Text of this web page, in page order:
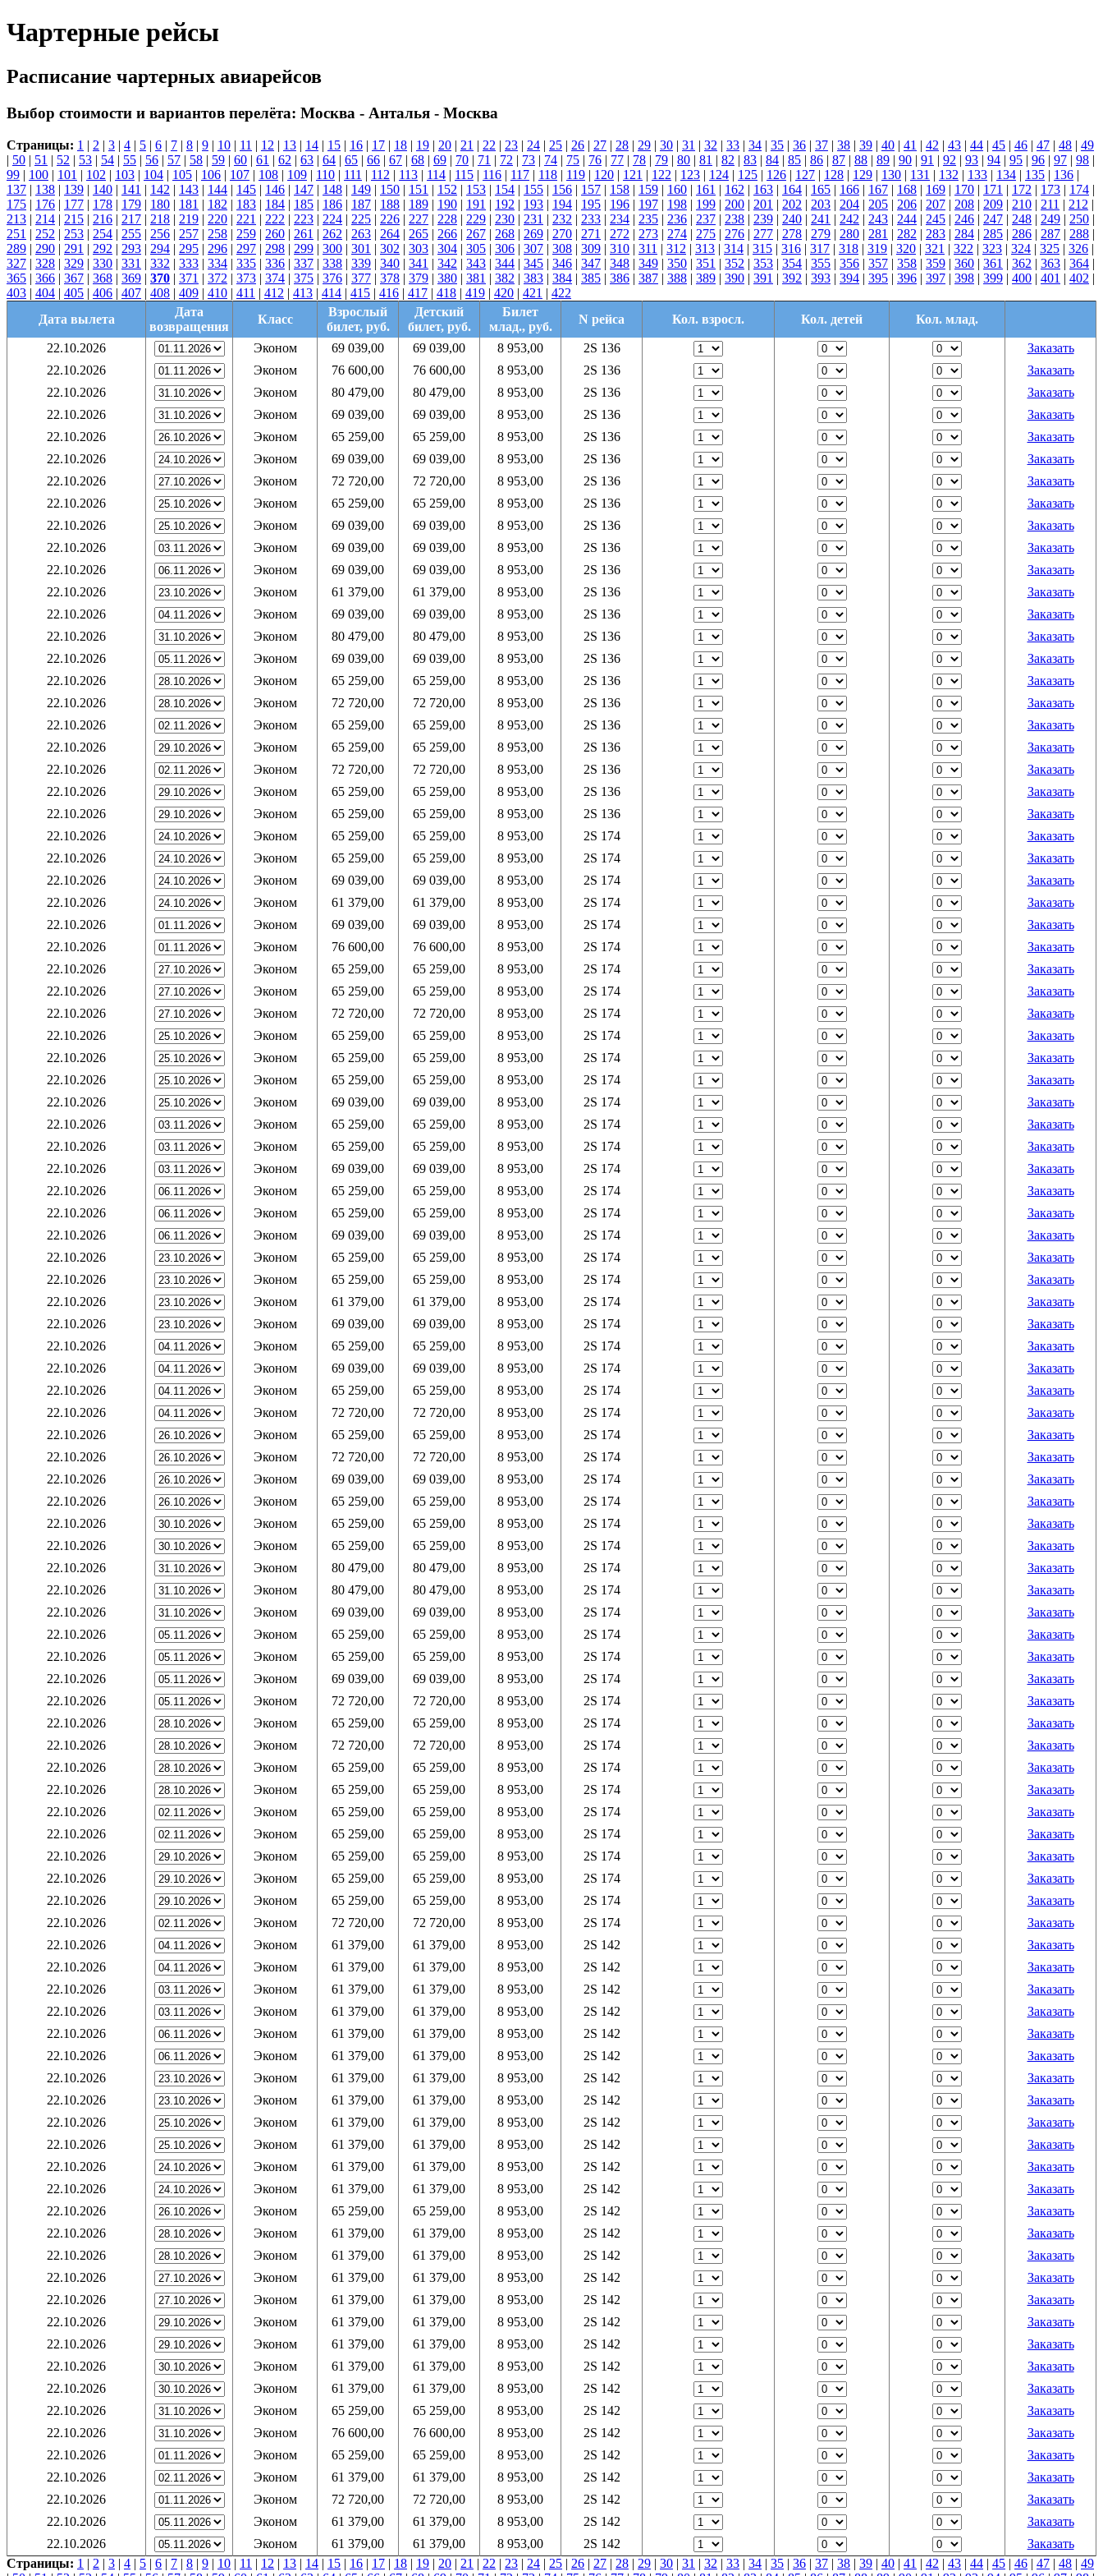
Чартерные рейсы
Расписание чартерных авиарейсов
Выбор стоимости и вариантов перелёта: Москва - Анталья - Москва
Страницы: 1 | 2 | 3 | 4 | 5 | 6 | 7 | 8 | 9 | 10 | 11 | 12 | 13 | 14 | 15 | 16 | 17 | 18 | 19 | 20 | 21 | 22 | 23 | 24 | 25 | 26 | 27 | 28 | 29 | 30 | 31 | 32 | 33 | 34 | 35 | 36 | 37 | 38 | 39 | 40 | 41 | 42 | 43 | 44 | 45 | 46 | 47 | 48 | 49
| 50 | 51 | 52 | 53 | 54 | 55 | 56 | 57 | 58 | 59 | 60 | 61 | 62 | 63 | 64 | 65 | 66 | 67 | 68 | 69 | 70 | 71 | 72 | 73 | 74 | 75 | 76 | 77 | 78 | 79 | 80 | 81 | 82 | 83 | 84 | 85 | 86 | 87 | 88 | 89 | 90 | 91 | 92 | 93 | 94 | 95 | 96 | 97 | 98 |
99 | 100 | 101 | 102 | 103 | 104 | 105 | 106 | 107 | 108 | 109 | 110 | 111 | 112 | 113 | 114 | 115 | 116 | 117 | 118 | 119 | 120 | 121 | 122 | 123 | 124 | 125 | 126 | 127 | 128 | 129 | 130 | 131 | 132 | 133 | 134 | 135 | 136 |
137 | 138 | 139 | 140 | 141 | 142 | 143 | 144 | 145 | 146 | 147 | 148 | 149 | 150 | 151 | 152 | 153 | 154 | 155 | 156 | 157 | 158 | 159 | 160 | 161 | 162 | 163 | 164 | 165 | 166 | 167 | 168 | 169 | 170 | 171 | 172 | 173 | 174 |
175 | 176 | 177 | 178 | 179 | 180 | 181 | 182 | 183 | 184 | 185 | 186 | 187 | 188 | 189 | 190 | 191 | 192 | 193 | 194 | 195 | 196 | 197 | 198 | 199 | 200 | 201 | 202 | 203 | 204 | 205 | 206 | 207 | 208 | 209 | 210 | 211 | 212 |
213 | 214 | 215 | 216 | 217 | 218 | 219 | 220 | 221 | 222 | 223 | 224 | 225 | 226 | 227 | 228 | 229 | 230 | 231 | 232 | 233 | 234 | 235 | 236 | 237 | 238 | 239 | 240 | 241 | 242 | 243 | 244 | 245 | 246 | 247 | 248 | 249 | 250 |
251 | 252 | 253 | 254 | 255 | 256 | 257 | 258 | 259 | 260 | 261 | 262 | 263 | 264 | 265 | 266 | 267 | 268 | 269 | 270 | 271 | 272 | 273 | 274 | 275 | 276 | 277 | 278 | 279 | 280 | 281 | 282 | 283 | 284 | 285 | 286 | 287 | 288 |
289 | 290 | 291 | 292 | 293 | 294 | 295 | 296 | 297 | 298 | 299 | 300 | 301 | 302 | 303 | 304 | 305 | 306 | 307 | 308 | 309 | 310 | 311 | 312 | 313 | 314 | 315 | 316 | 317 | 318 | 319 | 320 | 321 | 322 | 323 | 324 | 325 | 326 |
327 | 328 | 329 | 330 | 331 | 332 | 333 | 334 | 335 | 336 | 337 | 338 | 339 | 340 | 341 | 342 | 343 | 344 | 345 | 346 | 347 | 348 | 349 | 350 | 351 | 352 | 353 | 354 | 355 | 356 | 357 | 358 | 359 | 360 | 361 | 362 | 363 | 364 |
365 | 366 | 367 | 368 | 369 | 370 | 371 | 372 | 373 | 374 | 375 | 376 | 377 | 378 | 379 | 380 | 381 | 382 | 383 | 384 | 385 | 386 | 387 | 388 | 389 | 390 | 391 | 392 | 393 | 394 | 395 | 396 | 397 | 398 | 399 | 400 | 401 | 402 |
403 | 404 | 405 | 406 | 407 | 408 | 409 | 410 | 411 | 412 | 413 | 414 | 415 | 416 | 417 | 418 | 419 | 420 | 421 | 422
Дата вылета
Дата
возвращения
Класс
Взрослый
билет, руб.
Детский
билет, руб.
Билет
млад., руб.
N рейса Кол. взросл. Кол. детей Кол. млад.
22.10.2026 Эконом 69 039,00 69 039,00 8 953,00 2S 136
Заказать
22.10.2026
Эконом 76 600,00 76 600,00 8 953,00 2S 136
Заказать
22.10.2026
Эконом 80 479,00 80 479,00 8 953,00 2S 136
Заказать
22.10.2026
Эконом 69 039,00 69 039,00 8 953,00 2S 136
Заказать
22.10.2026
Эконом 65 259,00 65 259,00 8 953,00 2S 136
Заказать
22.10.2026
Эконом 69 039,00 69 039,00 8 953,00 2S 136
Заказать
22.10.2026
Эконом 72 720,00 72 720,00 8 953,00 2S 136
Заказать
22.10.2026
Эконом 65 259,00 65 259,00 8 953,00 2S 136
Заказать
22.10.2026
Эконом 69 039,00 69 039,00 8 953,00 2S 136
Заказать
22.10.2026
Эконом 69 039,00 69 039,00 8 953,00 2S 136
Заказать
22.10.2026
Эконом 69 039,00 69 039,00 8 953,00 2S 136
Заказать
22.10.2026
Эконом 61 379,00 61 379,00 8 953,00 2S 136
Заказать
22.10.2026
Эконом 69 039,00 69 039,00 8 953,00 2S 136
Заказать
22.10.2026
Эконом 80 479,00 80 479,00 8 953,00 2S 136
Заказать
22.10.2026
Эконом 69 039,00 69 039,00 8 953,00 2S 136
Заказать
22.10.2026
Эконом 65 259,00 65 259,00 8 953,00 2S 136
Заказать
22.10.2026
Эконом 72 720,00 72 720,00 8 953,00 2S 136
Заказать
22.10.2026
Эконом 65 259,00 65 259,00 8 953,00 2S 136
Заказать
22.10.2026
Эконом 65 259,00 65 259,00 8 953,00 2S 136
Заказать
22.10.2026
Эконом 72 720,00 72 720,00 8 953,00 2S 136
Заказать
22.10.2026
Эконом 65 259,00 65 259,00 8 953,00 2S 136
Заказать
22.10.2026
Эконом 65 259,00 65 259,00 8 953,00 2S 136
Заказать
22.10.2026
Эконом 65 259,00 65 259,00 8 953,00 2S 174
Заказать
22.10.2026
Эконом 65 259,00 65 259,00 8 953,00 2S 174
Заказать
22.10.2026
Эконом 69 039,00 69 039,00 8 953,00 2S 174
Заказать
22.10.2026
Эконом 61 379,00 61 379,00 8 953,00 2S 174
Заказать
22.10.2026
Эконом 69 039,00 69 039,00 8 953,00 2S 174
Заказать
22.10.2026
Эконом 76 600,00 76 600,00 8 953,00 2S 174
Заказать
22.10.2026
Эконом 65 259,00 65 259,00 8 953,00 2S 174
Заказать
22.10.2026
Эконом 65 259,00 65 259,00 8 953,00 2S 174
Заказать
22.10.2026
Эконом 72 720,00 72 720,00 8 953,00 2S 174
Заказать
22.10.2026
Эконом 65 259,00 65 259,00 8 953,00 2S 174
Заказать
22.10.2026
Эконом 65 259,00 65 259,00 8 953,00 2S 174
Заказать
22.10.2026
Эконом 65 259,00 65 259,00 8 953,00 2S 174
Заказать
22.10.2026
Эконом 69 039,00 69 039,00 8 953,00 2S 174
Заказать
22.10.2026
Эконом 65 259,00 65 259,00 8 953,00 2S 174
Заказать
22.10.2026
Эконом 65 259,00 65 259,00 8 953,00 2S 174
Заказать
22.10.2026
Эконом 69 039,00 69 039,00 8 953,00 2S 174
Заказать
22.10.2026
Эконом 65 259,00 65 259,00 8 953,00 2S 174
Заказать
22.10.2026
Эконом 65 259,00 65 259,00 8 953,00 2S 174
Заказать
22.10.2026
Эконом 69 039,00 69 039,00 8 953,00 2S 174
Заказать
22.10.2026
Эконом 65 259,00 65 259,00 8 953,00 2S 174
Заказать
22.10.2026
Эконом 65 259,00 65 259,00 8 953,00 2S 174
Заказать
22.10.2026
Эконом 61 379,00 61 379,00 8 953,00 2S 174
Заказать
22.10.2026
Эконом 69 039,00 69 039,00 8 953,00 2S 174
Заказать
22.10.2026
Эконом 65 259,00 65 259,00 8 953,00 2S 174
Заказать
22.10.2026
Эконом 69 039,00 69 039,00 8 953,00 2S 174
Заказать
22.10.2026
Эконом 65 259,00 65 259,00 8 953,00 2S 174
Заказать
22.10.2026
Эконом 72 720,00 72 720,00 8 953,00 2S 174
Заказать
22.10.2026
Эконом 65 259,00 65 259,00 8 953,00 2S 174
Заказать
22.10.2026
Эконом 72 720,00 72 720,00 8 953,00 2S 174
Заказать
22.10.2026
Эконом 69 039,00 69 039,00 8 953,00 2S 174
Заказать
22.10.2026
Эконом 65 259,00 65 259,00 8 953,00 2S 174
Заказать
22.10.2026
Эконом 65 259,00 65 259,00 8 953,00 2S 174
Заказать
22.10.2026
Эконом 65 259,00 65 259,00 8 953,00 2S 174
Заказать
22.10.2026
Эконом 80 479,00 80 479,00 8 953,00 2S 174
Заказать
22.10.2026
Эконом 80 479,00 80 479,00 8 953,00 2S 174
Заказать
22.10.2026
Эконом 69 039,00 69 039,00 8 953,00 2S 174
Заказать
22.10.2026
Эконом 65 259,00 65 259,00 8 953,00 2S 174
Заказать
22.10.2026
Эконом 65 259,00 65 259,00 8 953,00 2S 174
Заказать
22.10.2026
Эконом 69 039,00 69 039,00 8 953,00 2S 174
Заказать
22.10.2026
Эконом 72 720,00 72 720,00 8 953,00 2S 174
Заказать
22.10.2026
Эконом 65 259,00 65 259,00 8 953,00 2S 174
Заказать
22.10.2026
Эконом 72 720,00 72 720,00 8 953,00 2S 174
Заказать
22.10.2026
Эконом 65 259,00 65 259,00 8 953,00 2S 174
Заказать
22.10.2026
Эконом 65 259,00 65 259,00 8 953,00 2S 174
Заказать
22.10.2026
Эконом 65 259,00 65 259,00 8 953,00 2S 174
Заказать
22.10.2026
Эконом 65 259,00 65 259,00 8 953,00 2S 174
Заказать
22.10.2026
Эконом 65 259,00 65 259,00 8 953,00 2S 174
Заказать
22.10.2026
Эконом 65 259,00 65 259,00 8 953,00 2S 174
Заказать
22.10.2026
Эконом 65 259,00 65 259,00 8 953,00 2S 174
Заказать
22.10.2026
Эконом 72 720,00 72 720,00 8 953,00 2S 174
Заказать
22.10.2026
Эконом 61 379,00 61 379,00 8 953,00 2S 142
Заказать
22.10.2026
Эконом 61 379,00 61 379,00 8 953,00 2S 142
Заказать
22.10.2026
Эконом 61 379,00 61 379,00 8 953,00 2S 142
Заказать
22.10.2026
Эконом 61 379,00 61 379,00 8 953,00 2S 142
Заказать
22.10.2026
Эконом 61 379,00 61 379,00 8 953,00 2S 142
Заказать
22.10.2026
Эконом 61 379,00 61 379,00 8 953,00 2S 142
Заказать
22.10.2026
Эконом 61 379,00 61 379,00 8 953,00 2S 142
Заказать
22.10.2026
Эконом 61 379,00 61 379,00 8 953,00 2S 142
Заказать
22.10.2026
Эконом 61 379,00 61 379,00 8 953,00 2S 142
Заказать
22.10.2026
Эконом 61 379,00 61 379,00 8 953,00 2S 142
Заказать
22.10.2026
Эконом 61 379,00 61 379,00 8 953,00 2S 142
Заказать
22.10.2026
Эконом 61 379,00 61 379,00 8 953,00 2S 142
Заказать
22.10.2026
Эконом 65 259,00 65 259,00 8 953,00 2S 142
Заказать
22.10.2026
Эконом 61 379,00 61 379,00 8 953,00 2S 142
Заказать
22.10.2026
Эконом 61 379,00 61 379,00 8 953,00 2S 142
Заказать
22.10.2026
Эконом 61 379,00 61 379,00 8 953,00 2S 142
Заказать
22.10.2026
Эконом 61 379,00 61 379,00 8 953,00 2S 142
Заказать
22.10.2026
Эконом 61 379,00 61 379,00 8 953,00 2S 142
Заказать
22.10.2026
Эконом 61 379,00 61 379,00 8 953,00 2S 142
Заказать
22.10.2026
Эконом 61 379,00 61 379,00 8 953,00 2S 142
Заказать
22.10.2026
Эконом 61 379,00 61 379,00 8 953,00 2S 142
Заказать
22.10.2026
Эконом 65 259,00 65 259,00 8 953,00 2S 142
Заказать
22.10.2026
Эконом 76 600,00 76 600,00 8 953,00 2S 142
Заказать
22.10.2026
Эконом 65 259,00 65 259,00 8 953,00 2S 142
Заказать
22.10.2026
Эконом 61 379,00 61 379,00 8 953,00 2S 142
Заказать
22.10.2026
Эконом 72 720,00 72 720,00 8 953,00 2S 142
Заказать
22.10.2026
Эконом 61 379,00 61 379,00 8 953,00 2S 142
Заказать
22.10.2026
Эконом 61 379,00 61 379,00 8 953,00 2S 142
Заказать
Страницы: 1 | 2 | 3 | 4 | 5 | 6 | 7 | 8 | 9 | 10 | 11 | 12 | 13 | 14 | 15 | 16 | 17 | 18 | 19 | 20 | 21 | 22 | 23 | 24 | 25 | 26 | 27 | 28 | 29 | 30 | 31 | 32 | 33 | 34 | 35 | 36 | 37 | 38 | 39 | 40 | 41 | 42 | 43 | 44 | 45 | 46 | 47 | 48 | 49